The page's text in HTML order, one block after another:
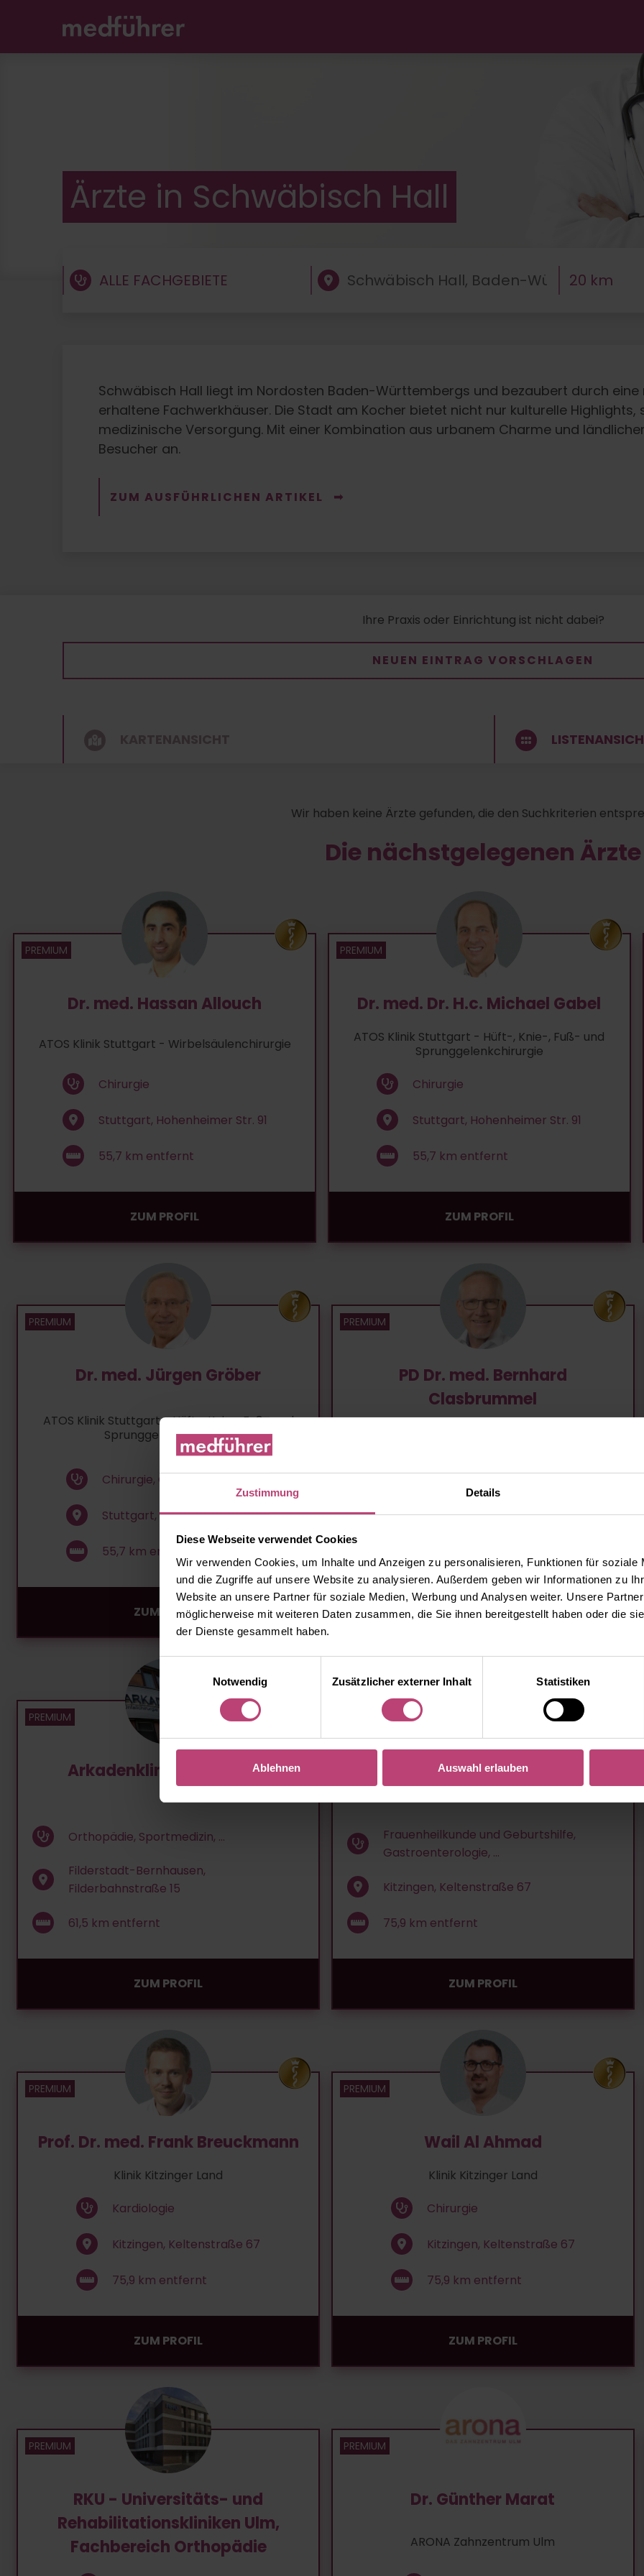
Zustimmung Details
Diese Webseite verwendet Cookies
Wir verwenden Cookies, um Inhalte und Anzeigen zu personalisieren, Funktionen für soziale
und die Zugriffe auf unsere Website zu analysieren. Außerdem geben wir Informationen zu
Website an unsere Partner für soziale Medien, Werbung und Analysen weiter. Unsere
möglicherweise mit weiteren Daten zusammen, die Sie ihnen bereitgestellt haben oder die
der Dienste gesammelt haben.
Notwendig
Zusätzlicher externer Inhalt Statistiken
Ablehnen Auswahl erlauben
Ärzte in Schwäbisch Hall
20 km
Schwäbisch Hall liegt im Nordosten Baden-Württembergs und bezaubert durch
erhaltene Fachwerkhäuser. Die Stadt am Kocher bietet nicht nur kulturelle
medizinische Versorgung. Mit einer Kombination aus urbanem Charme und
Besucher an.
ZUM AUSFÜHRLICHEN ARTIKEL
Ihre Praxis oder Einrichtung ist nicht dabei?
NEUEN EINTRAG VORSCHLAGEN
KARTENANSICHT
Wir haben keine Ärzte gefunden, die den Suchkriterien
Die nächstgelegenen Ärzte
Dr. med. Hassan Allouch
ATOS Klinik Stuttgart - Wirbelsäulenchirurgie
Chirurgie
Stuttgart, Hohenheimer Str. 91
55,7 km entfernt
ZUM PROFIL
Dr. med. Dr. H.c. Michael Gabel
ATOS Klinik Stuttgart - Hüft-, Knie-, Fuß- und
Sprunggelenkchirurgie
Chirurgie
Stuttgart, Hohenheimer Str. 91
55,7 km entfernt
ZUM PROFIL
Dr. med. Jürgen Gröber
ATOS Klinik Stuttgart - Hüft-, Knie-, Fuß- und
Sprunggelenkchirurgie
Chirurgie, Orthopädie, ...
Stuttgart, Hohenheimer Str. 91
55,7 km entfernt
ZUM PROFIL
PD Dr. med. Bernhard
Clasbrummel
Chirurgie, Orthopädie, ...
Stuttgart, Hohenheimer Str. 91
ZUM PROFIL
Arkadenklinik Filderstadt
Orthopädie, Sportmedizin, ...
Filderstadt-Bernhausen,
Filderbahnstraße 15
61,5 km entfernt
ZUM PROFIL
Klinik Kitzinger Land
Frauenheilkunde und Geburtshilfe,
Gastroenterologie, ...
Kitzingen, Keltenstraße 67
75,9 km entfernt
ZUM PROFIL
Prof. Dr. med. Frank Breuckmann
Klinik Kitzinger Land
Kardiologie
Kitzingen, Keltenstraße 67
75,9 km entfernt
ZUM PROFIL
Wail Al Ahmad
Klinik Kitzinger Land
Chirurgie
Kitzingen, Keltenstraße 67
75,9 km entfernt
ZUM PROFIL
RKU - Universitäts- und
Rehabilitationskliniken Ulm,
Fachbereich Orthopädie
Dr. Günther Marat
ARONA Zahnzentrum Ulm